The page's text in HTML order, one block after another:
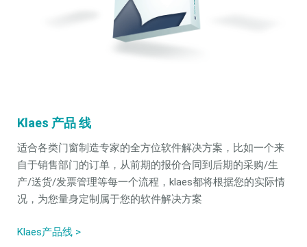
Klaes 产品 线
适合各类门窗制造专家的全方位软件解决方案，比如一个来
自于销售部门的订单，从前期的报价合同到后期的采购/生
产/送货/发票管理等每一个流程，klaes都将根据您的实际情
况，为您量身定制属于您的软件解决方案
Klaes产品线 >